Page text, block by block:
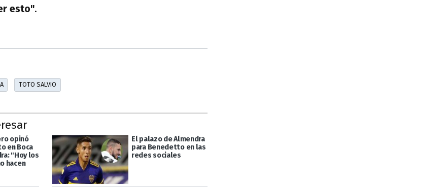
esto".
TOTO SALVIO
opinó
en Boca
"Hoy los
hacen
El palazo de Almendra
para Benedetto en las
redes sociales